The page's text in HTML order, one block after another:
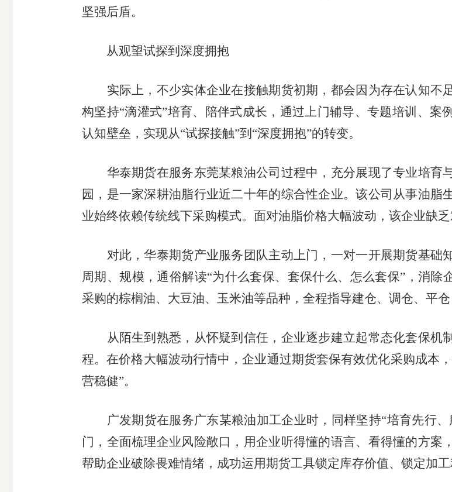
坚强后盾。
从观望试探到深度拥抱
实际上，不少实体企业在接触期货初期，都会因为存在认知不
构坚持“滴灌式”培育、陪伴式成长，通过上门辅导、专题培训、案
认知壁垒，实现从“试探接触”到“深度拥抱”的转变。
华泰期货在服务东莞某粮油公司过程中，充分展现了专业培育
园，是一家深耕油脂行业近二十年的综合性企业。该公司从事油脂
业始终依赖传统线下采购模式。面对油脂价格大幅波动，该企业缺乏
对此，华泰期货产业服务团队主动上门，一对一开展期货基础
周期、规模，通俗解读“为什么套保、套保什么、怎么套保”，消除
采购的棕榈油、大豆油、玉米油等品种，全程指导建仓、调仓、平
从陌生到熟悉，从怀疑到信任，企业逐步建立起常态化套保机
程。在价格大幅波动行情中，企业通过期货套保有效优化采购成本
营稳健”。
广发期货在服务广东某粮油加工企业时，同样坚持“培育先行、
门，全面梳理企业风险敞口，用企业听得懂的语言、看得懂的方案
帮助企业破除畏难情绪，成功运用期货工具锁定库存价值、锁定加